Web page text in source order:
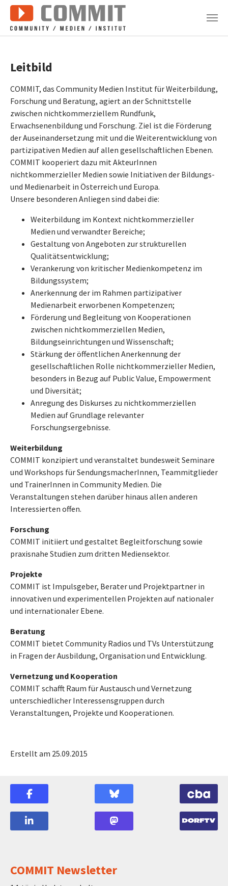
Zum Hauptinhalt springen
Leitbild
COMMIT, das Community Medien Institut für Weiterbildung,
Forschung und Beratung, agiert an der Schnittstelle
zwischen nichtkommerziellem Rundfunk,
Erwachsenenbildung und Forschung. Ziel ist die Förderung
der Auseinandersetzung mit und die Weiterentwicklung von
partizipativen Medien auf allen gesellschaftlichen Ebenen.
COMMIT kooperiert dazu mit AkteurInnen
nichtkommerzieller Medien sowie Initiativen der Bildungs-
und Medienarbeit in Österreich und Europa.
Unsere besonderen Anliegen sind dabei die:
Weiterbildung im Kontext nichtkommerzieller
Medien und verwandter Bereiche;
Gestaltung von Angeboten zur strukturellen
Qualitätsentwicklung;
Verankerung von kritischer Medienkompetenz im
Bildungssystem;
Anerkennung der im Rahmen partizipativer
Medienarbeit erworbenen Kompetenzen;
Förderung und Begleitung von Kooperationen
zwischen nichtkommerziellen Medien,
Bildungseinrichtungen und Wissenschaft;
Stärkung der öffentlichen Anerkennung der
gesellschaftlichen Rolle nichtkommerzieller Medien,
besonders in Bezug auf Public Value, Empowerment
und Diversität;
Anregung des Diskurses zu nichtkommerziellen
Medien auf Grundlage relevanter
Forschungsergebnisse.
Weiterbildung
COMMIT konzipiert und veranstaltet bundesweit Seminare
und Workshops für SendungsmacherInnen, Teammitglieder
und TrainerInnen in Community Medien. Die
Veranstaltungen stehen darüber hinaus allen anderen
Interessierten offen.
Forschung
COMMIT initiiert und gestaltet Begleitforschung sowie
praxisnahe Studien zum dritten Mediensektor.
Projekte
COMMIT ist Impulsgeber, Berater und Projektpartner in
innovativen und experimentellen Projekten auf nationaler
und internationaler Ebene.
Beratung
COMMIT bietet Community Radios und TVs Unterstützung
in Fragen der Ausbildung, Organisation und Entwicklung.
Vernetzung und Kooperation
COMMIT schafft Raum für Austausch und Vernetzung
unterschiedlicher Interessensgruppen durch
Veranstaltungen, Projekte und Kooperationen.
Erstellt am 25.09.2015
COMMIT Newsletter